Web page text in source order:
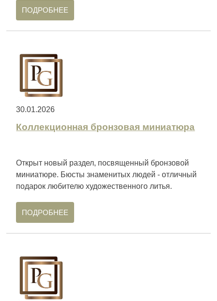
ПОДРОБНЕЕ
30.01.2026
Коллекционная бронзовая миниатюра
Открыт новый раздел, посвященный бронзовой
миниатюре. Бюсты знаменитых людей - отличный
подарок любителю художественного литья.
ПОДРОБНЕЕ